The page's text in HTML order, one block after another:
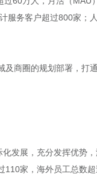
服务客户超过800家；
商圈的规划部署，打
发展，充分发挥优势
家，海外员工总数